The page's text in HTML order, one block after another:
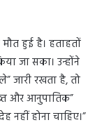
हुई है। हताहतों
जा सका। उन्होंने
जारी रखता है, तो
और आनुपातिक”
नहीं होना चाहिए।”